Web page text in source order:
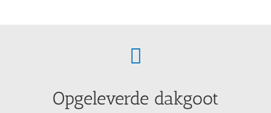
Opgeleverde dakgoot